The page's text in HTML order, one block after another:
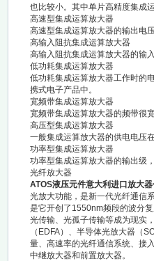
也比较小。其中单片高精度集成
高速型集成运算放大器
高速型集成运算放大器的输出电
高输入阻抗集成运算放大器
高输入阻抗集成运算放大器的输
低功耗集成运算放大器
低功耗集成运算放大器工作时的
携式电子产品中。
宽频带集成运算放大器
宽频带集成运算放大器的频带很
高压型集成运算放大器
一般集成运算放大器的供电电压
功率型集成运算放大器
功率型集成运算放大器的输出级
光纤放大器
ATOS液压元件意大利进口放大
光放大功能，是新一代光纤通信
是它开创了1550nm频段的波分
光传输、光孤子传输等成为现实
（EDFA）、半导体光放大器（
量、高速率的光纤通信系统、接
中继放大器和前置放大器。